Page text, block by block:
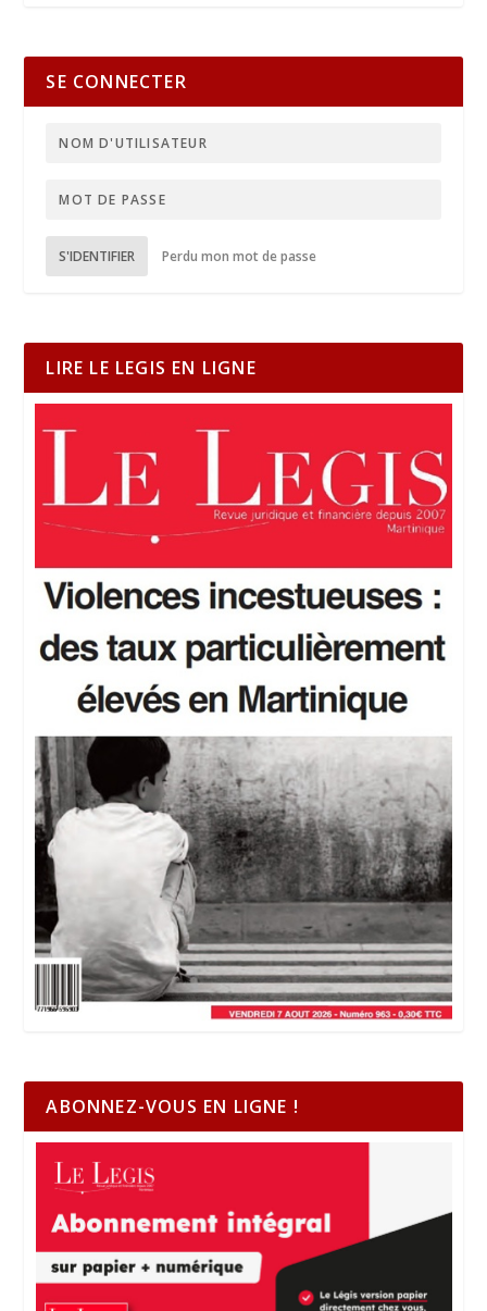
SE CONNECTER
S'IDENTIFIER Perdu mon mot de passe
LIRE LE LEGIS EN LIGNE
ABONNEZ-VOUS EN LIGNE !